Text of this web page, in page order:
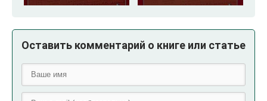
Оставить комментарий о книге или статье